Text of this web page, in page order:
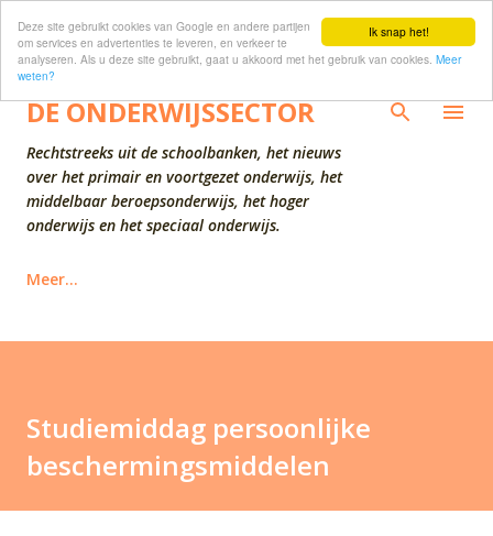
Ik snap het!
Deze site gebruikt cookies van Google en andere partijen
om services en advertenties te leveren, en verkeer te
analyseren. Als u deze site gebruikt, gaat u akkoord met het gebruik van cookies. Meer
weten?
Doorgaan naar hoofdcontent
DE ONDERWIJSSECTOR
Rechtstreeks uit de schoolbanken, het nieuws
over het primair en voortgezet onderwijs, het
middelbaar beroepsonderwijs, het hoger
onderwijs en het speciaal onderwijs.
Meer…
Studiemiddag persoonlijke
beschermingsmiddelen